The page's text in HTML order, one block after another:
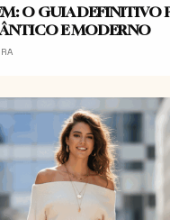
O GUIA DEFINITIVO
E MODERNO